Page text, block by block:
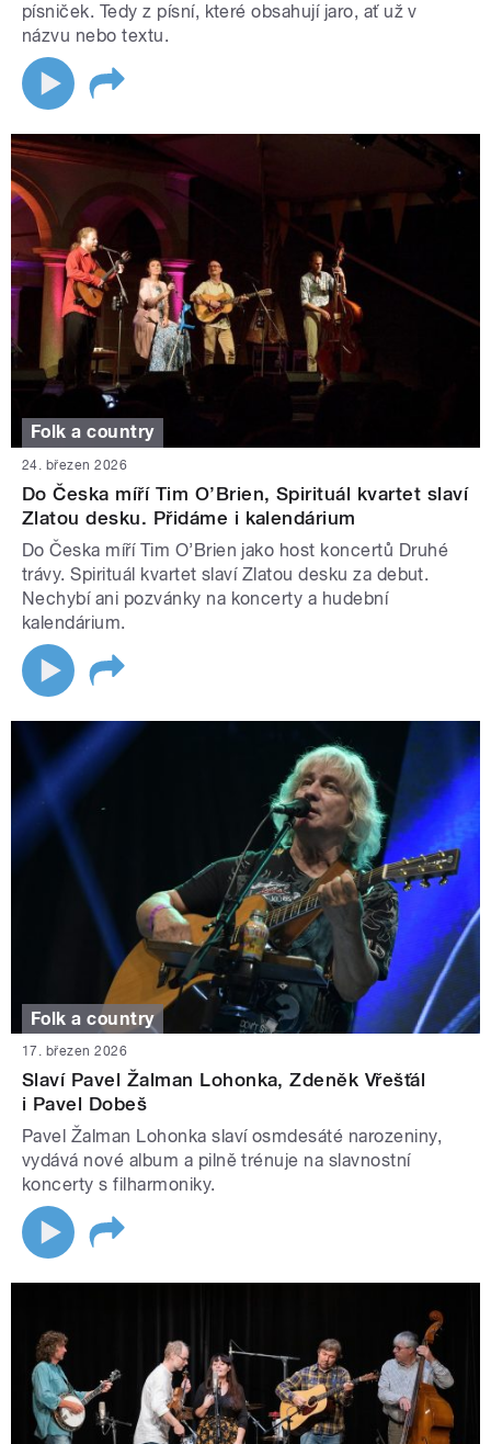
písniček. Tedy z písní, které obsahují jaro, ať už v
názvu nebo textu.
Folk a country
24. březen 2026
Do Česka míří Tim O’Brien, Spirituál kvartet slaví
Zlatou desku. Přidáme i kalendárium
Do Česka míří Tim O’Brien jako host koncertů Druhé
trávy. Spirituál kvartet slaví Zlatou desku za debut.
Nechybí ani pozvánky na koncerty a hudební
kalendárium.
Folk a country
17. březen 2026
Slaví Pavel Žalman Lohonka, Zdeněk Vřešťál
i Pavel Dobeš
Pavel Žalman Lohonka slaví osmdesáté narozeniny,
vydává nové album a pilně trénuje na slavnostní
koncerty s filharmoniky.